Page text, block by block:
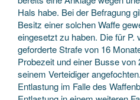
Hals habe. Bei der Befragung
Besitz einer solchen Waffe
eingesetzt zu haben. Die für P.
geforderte Strafe von 16
Probezeit und einer Busse von
seinem Verteidiger
Entlastung im Falle des